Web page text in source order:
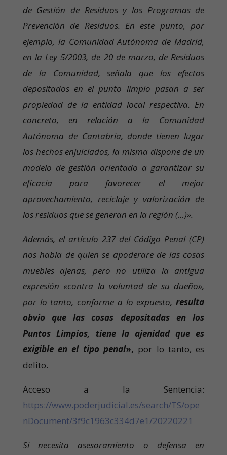
de Gestión de Residuos y los Programas de
Prevención de Residuos. En este punto, por
ejemplo, la Comunidad Autónoma de Madrid,
en la Ley 5/2003, de 20 de marzo, de Residuos
de la Comunidad, señala que los efectos
depositados en el punto limpio pasan a ser
propiedad de la entidad local respectiva. En
concreto, en relación a la Comunidad
Autónoma de Cantabria, donde tienen lugar
los hechos enjuiciados, la misma dispone de un
modelo de gestión orientado a garantizar su
eficacia para favorecer el mejor
aprovechamiento, reciclaje y valorización de
los residuos que se generan en la región (…)».
Además, el artículo 237 del Código Penal (CP)
nos habla de quien se apoderare de las cosas
muebles ajenas, pero no utiliza la antigua
expresión «contra la voluntad de su dueño»,
por lo tanto, conforme a lo expuesto,resulta
obvio que las cosas depositadas en los
Puntos Limpios, tiene la ajenidad que es
exigible en el tipo penal», por lo tanto, es
delito.
Acceso a la Sentencia:
https://www.poderjudicial.es/search/TS/ope
nDocument/3f9c1963c334d7e1/20220221
Si necesita asesoramiento o defensa en